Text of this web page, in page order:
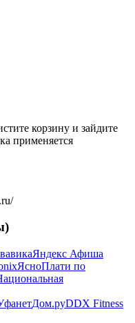
корзину и зайдите
применяется
Яндекс Афиша
ЯсноПлати по
Дом.руDDX Fitness